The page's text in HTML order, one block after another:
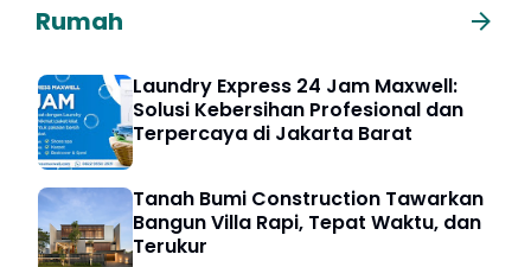
Rumah
Laundry Express 24 Jam Maxwell:
Solusi Kebersihan Profesional dan
Terpercaya di Jakarta Barat
Tanah Bumi Construction Tawarkan
Bangun Villa Rapi, Tepat Waktu, dan
Terukur